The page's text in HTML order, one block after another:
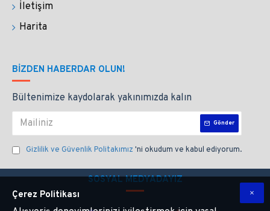
İletişim
Harita
BIZDEN HABERDAR OLUN!
Bültenimize kaydolarak yakınımızda kalın
Gönder
Gizlilik ve Güvenlik Politakımız 'ni okudum ve kabul ediyorum.
SOSYAL MEDYADAYIZ
Çerez Politikası